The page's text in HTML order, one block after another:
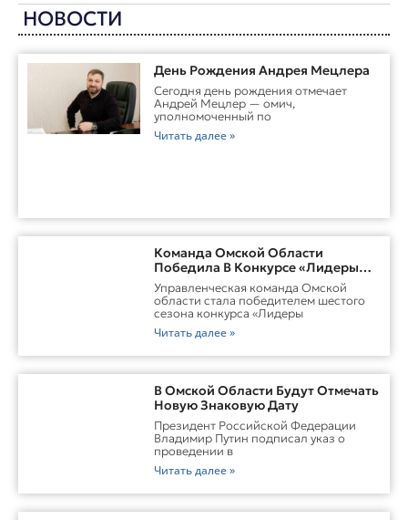
НОВОСТИ
День Рождения Андрея Мецлера
Сегодня день рождения отмечает
Андрей Мецлер — омич,
уполномоченный по
Читать далее »
Команда Омской Области
Победила В Конкурсе «Лидеры
России. Команда»
Управленческая команда Омской
области стала победителем шестого
сезона конкурса «Лидеры
Читать далее »
В Омской Области Будут Отмечать
Новую Знаковую Дату
Президент Российской Федерации
Владимир Путин подписал указ о
проведении в
Читать далее »